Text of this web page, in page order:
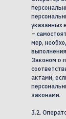
указанных
–
мер,
Законом о
актами,
законами.
3.2.